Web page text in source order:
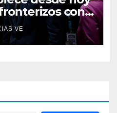
con
de Roma
VE